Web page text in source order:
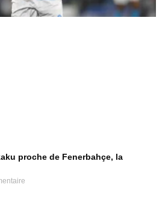
proche de Fenerbahçe, la